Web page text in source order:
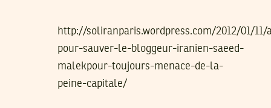
http://soliranparis.wordpress.com/2012/01/11/
pour-sauver-le-bloggeur-iranien-saeed-
malekpour-toujours-menace-de-la-
peine-capitale/